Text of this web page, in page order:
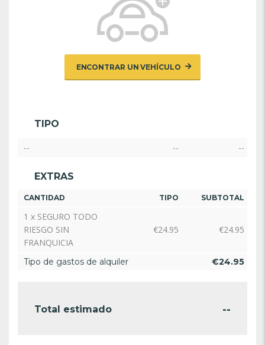
ENCONTRAR UN VEHÍCULO
TIPO
-- -- --
EXTRAS
CANTIDAD TIPO SUBTOTAL
1 x SEGURO TODO
RIESGO SIN
FRANQUICIA
€24.95 €24.95
Tipo de gastos de alquiler €24.95
Total estimado --